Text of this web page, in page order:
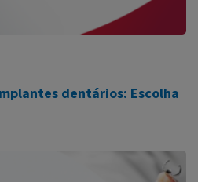
dentários: Escolha